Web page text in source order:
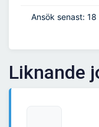
Ansök senast:
Liknande